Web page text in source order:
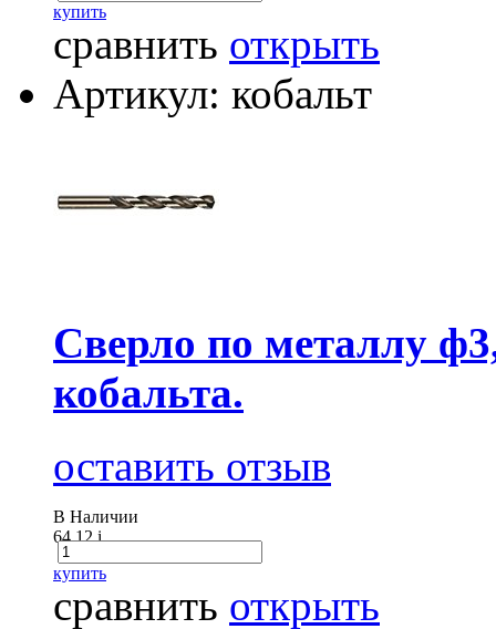
купить
сравнить открыть
Артикул: кобальт
Сверло по металлу
кобальта.
оставить отзыв
В Наличии
64.12i
купить
сравнить открыть